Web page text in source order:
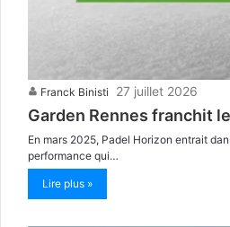
Franck Binisti 27 juillet 2026
Garden Rennes franchit
En mars 2025, Padel Horizon entrait
performance qui…
Lire plus »